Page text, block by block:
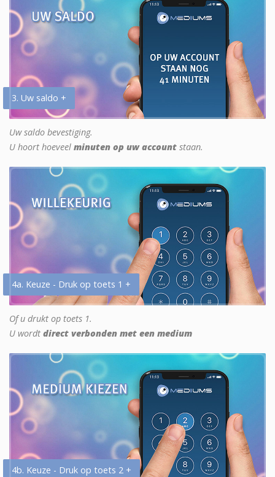
3. Uw saldo +
Uw saldo bevestiging.
U hoort hoeveel minuten op uw account staan.
4a. Keuze - Druk op toets 1 +
Of u drukt op toets 1.
U wordt direct verbonden met een medium
4b. Keuze - Druk op toets 2 +